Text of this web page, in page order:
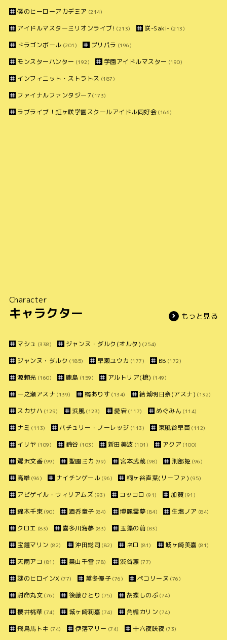
僕のヒーローアカデミア (214)
アイドルマスターミリオンライブ! (213) 咲-Saki- (213)
ドラゴンボール (201) プリパラ (196)
モンスターハンター (192) 学園アイドルマスター (190)
インフィニット・ストラトス (187)
ファイナルファンタジー7 (173)
ラブライブ！虹ヶ咲学園スクールアイドル同好会 (166)
Character
キャラクター もっと見る
マシュ (338) ジャンヌ・ダルク(オルタ) (254)
ジャンヌ・ダルク (185) 早瀬ユウカ (177) BB (172)
源頼光 (160) 鹿島 (159) アルトリア(槍) (149)
一之瀬アスナ (139) 橘ありす (134) 結城明日奈(アスナ) (132)
スカサハ (129) 浜風 (123) 愛宕 (117) めぐみん (114)
ナミ (113) パチュリー・ノーレッジ (113) 東風谷早苗 (112)
イリヤ (109) 鈴谷 (103) 新田美波 (101) アクア (100)
鷺沢文香 (99) 聖園ミカ (99) 宮本武蔵 (98) 刑部姫 (96)
高雄 (96) ナイチンゲール (96) 桐ヶ谷直葉(リーファ) (95)
アビゲイル・ウィリアムズ (93) コッコロ (91) 加賀 (91)
錦木千束 (90) 酒呑童子 (84) 博麗霊夢 (84) 生塩ノア (84)
クロエ (83) 喜多川海夢 (83) 玉藻の前 (83)
宝鐘マリン (82) 沖田総司 (82) ネロ (81) 城ヶ崎美嘉 (81)
天雨アコ (81) 桑山千雪 (78) 渋谷凛 (77)
謎のヒロインX (77) 黛冬優子 (76) ペコリーヌ (76)
射命丸文 (76) 後藤ひとり (75) 胡蝶しのぶ(74)
櫻井桃華 (74) 城ヶ崎莉嘉 (74) 角楯カリン (74)
飛鳥馬トキ (74) 伊落マリー (74) 十六夜咲夜 (73)